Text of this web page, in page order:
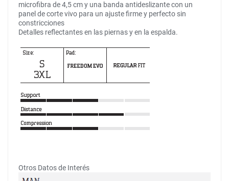
microfibra de 4,5 cm y una banda antideslizante con un
panel de corte vivo para un ajuste firme y perfecto sin
constricciones
Detalles reflectantes en las piernas y en la espalda.
Otros Datos de Interés